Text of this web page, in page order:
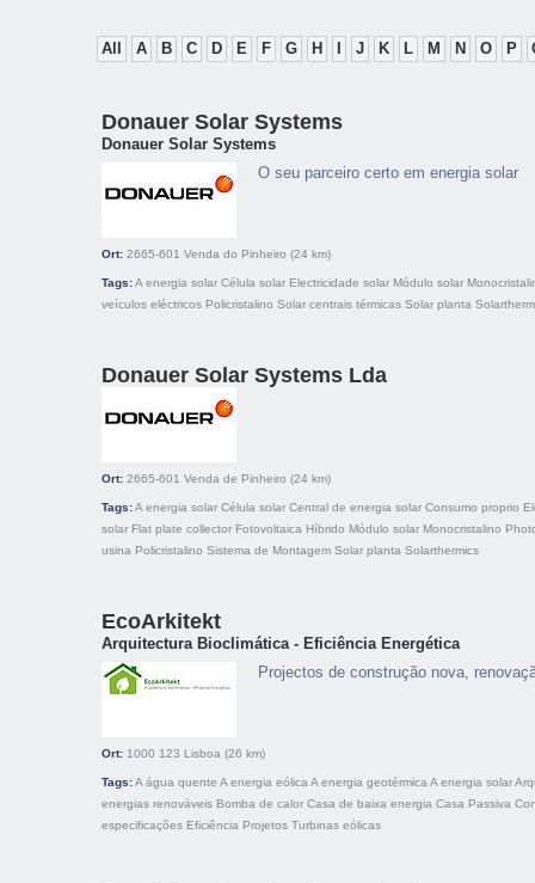
All A B C D E F G H J K L M N O P
Donauer Solar Systems
Donauer Solar Systems
O seu parceiro certo em energia solar
Ort: 2665-601 Venda do Pinheiro (24 km)
Tags:A energia solar Célula solar Electricidade solar Módulo solar
veículos eléctricos Policristalino Solar centrais térmicas Solar planta
Donauer Solar Systems Lda
Ort: 2665-601 Venda de Pinheiro (24 km)
Tags:A energia solar Célula solar Central de energia solar Consumo proprio
solar Flat plate collector Fotovoltaica Híbrido Módulo solar Monocristalino
usina Policristalino Sistema de Montagem Solar planta Solarthermics
EcoArkitekt
Arquitectura Bioclimática - Eficiência Energética
Projectos de construção nova,
Ort: 1000 123 Lisboa (26 km)
Tags:A água quente A energia eólica A energia geotérmica A energia solar
energias renováveis Bomba de calor Casa de baixa energia Casa Passiva
especificações Eficiência Projetos Turbinas eólicas